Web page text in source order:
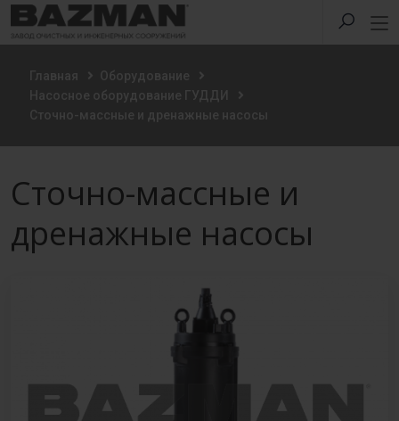
Главная
Оборудование
Насосное оборудование ГУДДИ
Сточно-массные и дренажные насосы
Сточно-массные и
дренажные насосы